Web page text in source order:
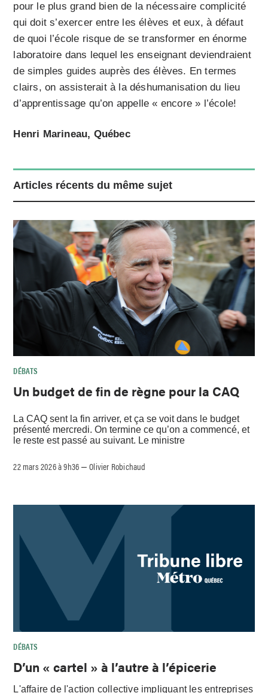
pour le plus grand bien de la nécessaire complicité
qui doit s’exercer entre les élèves et eux, à défaut
de quoi l’école risque de se transformer en énorme
laboratoire dans lequel les enseignant deviendraient
de simples guides auprès des élèves. En termes
clairs, on assisterait à la déshumanisation du lieu
d’apprentissage qu’on appelle « encore » l’école!
Henri Marineau, Québec
Articles récents du même sujet
DÉBATS
Un budget de fin de règne pour la CAQ
La CAQ sent la fin arriver, et ça se voit dans le budget
présenté mercredi. On termine ce qu’on a commencé, et
le reste est passé au suivant. Le ministre
22 mars 2026 à 9h36 –Olivier Robichaud
DÉBATS
D’un « cartel » à l’autre à l’épicerie
L'affaire de l'action collective impliquant les entreprises